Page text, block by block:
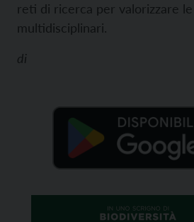
reti di ricerca per valorizzare
multidisciplinari.
di